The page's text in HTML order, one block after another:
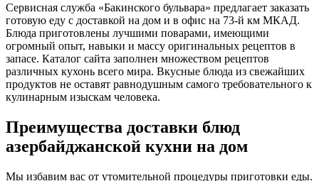
Сервисная служба «Бакинского бульвара» предлагает заказать
готовую еду с доставкой на дом и в офис на 73-й км МКАД.
Блюда приготовлены лучшими поварами, имеющими
огромный опыт, навыки и массу оригинальных рецептов в
запасе. Каталог сайта заполнен множеством рецептов
различных кухонь всего мира. Вкусные блюда из свежайших
продуктов не оставят равнодушным самого требовательного к
кулинарным изыскам человека.
Преимущества доставки блюд
азербайджанской кухни на дом
Мы избавим вас от утомительной процедуры приготовки еды.